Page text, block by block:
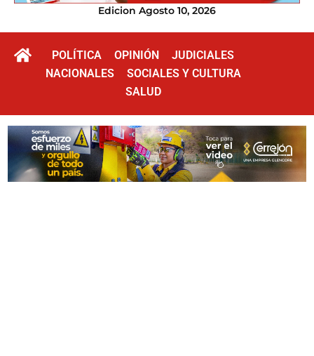
Edicion Agosto 10, 2026
POLÍTICA OPINIÓN
JUDICIALES
NACIONALES
SOCIALES Y CULTURA
SALUD